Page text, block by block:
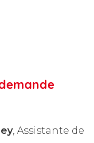
, Assistante de